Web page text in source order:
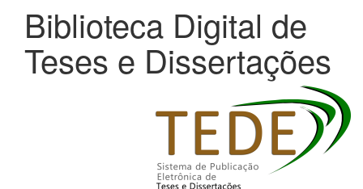
Biblioteca Digital de
Teses e Dissertações